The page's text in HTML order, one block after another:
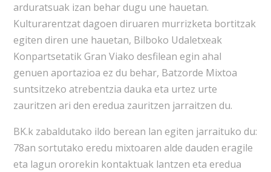
arduratsuak izan behar dugu une hauetan.
Kulturarentzat dagoen diruaren murrizketa bortitzak
egiten diren une hauetan, Bilboko Udaletxeak
Konpartsetatik Gran Viako desfilean egin ahal
genuen aportazioa ez du behar, Batzorde Mixtoa
suntsitzeko atrebentzia dauka eta urtez urte
zauritzen ari den eredua zauritzen jarraitzen du.
BK.k zabaldutako ildo berean lan egiten jarraituko du:
78an sortutako eredu mixtoaren alde dauden eragile
eta lagun ororekin kontaktuak lantzen eta eredua